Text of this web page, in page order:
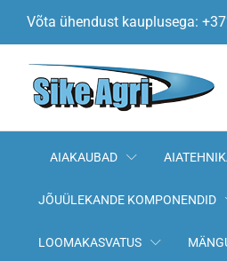
Võta ühendust kauplusega:
AIAKAUBAD
JÕUÜLEKANDE KOMPONENDID
LOOMAKASVATUS
Kirjeldus